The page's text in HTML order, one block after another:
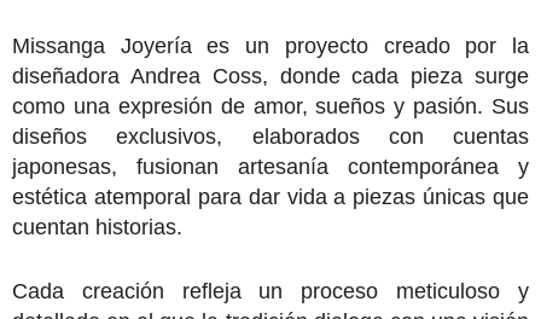
Missanga Joyeríaes un proyecto creado por la
diseñadora Andrea Coss, donde cada pieza surge
como una expresión de amor, sueños y pasión. Sus
diseños exclusivos, elaborados con cuentas
japonesas, fusionan artesanía contemporánea y
estética atemporal para dar vida a piezas únicas que
cuentan historias.
Cada creación refleja un proceso meticuloso y